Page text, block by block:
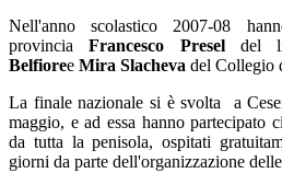
Nell'anno scolastico 2007-08
provinciaFrancesco Preseldel
Belfioree Mira Slacheva del Collegio
La finale nazionale si è svolta a
maggio, e ad essa hanno partecipato
da tutta la penisola, ospitati
giorni da parte dell'organizzazione